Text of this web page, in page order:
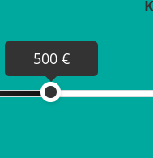
500 €